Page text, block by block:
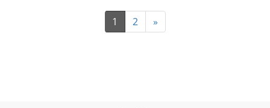
1 2 »